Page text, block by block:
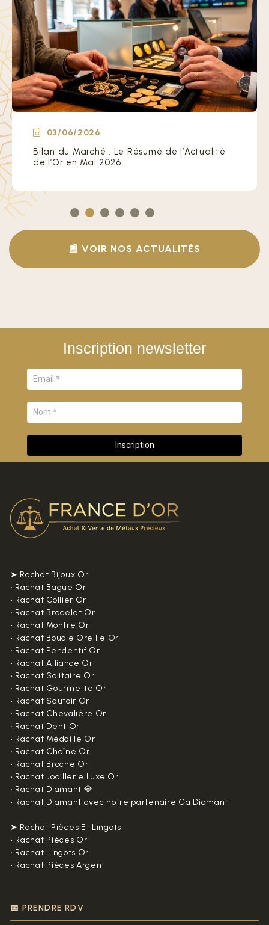
03/06/2026
Bilan du Marché : Le Résumé de l’Actualité
de l’Or en Mai 2026
📰 VOIR NOS ACTUALITÉS
Inscription newsletter
➤ Rachat Bijoux Or
• Rachat Bague Or
• Rachat Collier Or
• Rachat Bracelet Or
• Rachat Montre Or
• Rachat Boucle Oreille Or
• Rachat Pendentif Or
• Rachat Alliance Or
• Rachat Solitaire Or
• Rachat Gourmette Or
• Rachat Sautoir Or
• Rachat Chevalière Or
• Rachat Dent Or
• Rachat Médaille Or
• Rachat Chaîne Or
• Rachat Broche Or
• Rachat Joaillerie Luxe Or
• Rachat Diamant 💎
• Rachat Diamant avec notre partenaire GalDiamant
➤ Rachat Pièces Et Lingots
• Rachat Pièces Or
• Rachat Lingots Or
• Rachat Pièces Argent
📅 PRENDRE RDV